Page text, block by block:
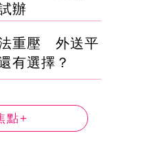
辦
重壓 外送平
有選擇？
點+